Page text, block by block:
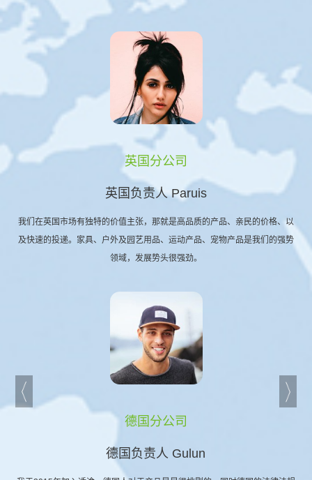
英国分公司
英国负责人 Paruis
我们在英国市场有独特的价值主张，那就是高品质的产品、亲民的价格、以
及快速的投递。家具、户外及园艺用品、运动产品、宠物产品是我们的强势
领域，发展势头很强劲。
德国分公司
德国负责人 Gulun